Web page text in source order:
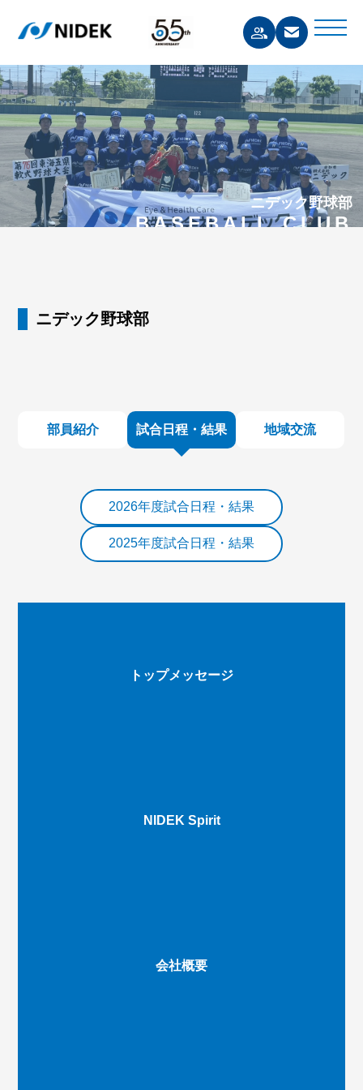
ニデック野球部
BASEBALL CLUB
ニデック野球部
部員紹介 試合日程・結果 地域交流
2026年度試合日程・結果
2025年度試合日程・結果
トップメッセージ
NIDEK Spirit
会社概要